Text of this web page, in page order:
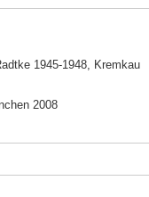
1945-1948, Kremkau
2008